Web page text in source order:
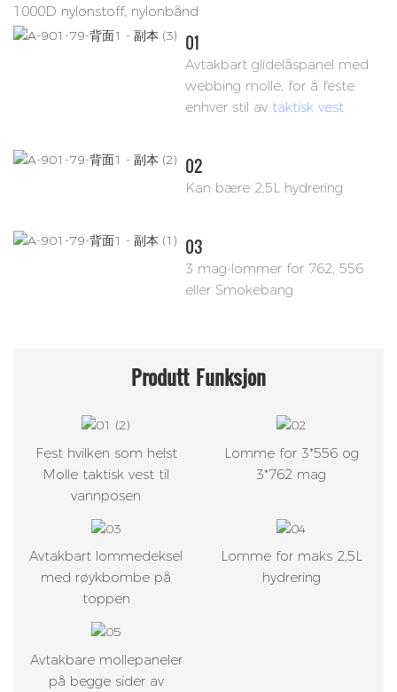
1000D nylonstoff, nylonbånd
01
Avtakbart glidelåspanel med
webbing molle, for å feste
enhver stil av taktisk vest
02
Kan bære 2,5L hydrering
03
3 mag-lommer for 762, 556
eller Smokebang
Produtt Funksjon
Fest hvilken som helst
Molle taktisk vest til
vannposen
Lomme for 3*556 og
3*762 mag
Avtakbart lommedeksel
med røykbombe på
toppen
Lomme for maks 2,5L
hydrering
Avtakbare mollepaneler
på begge sider av